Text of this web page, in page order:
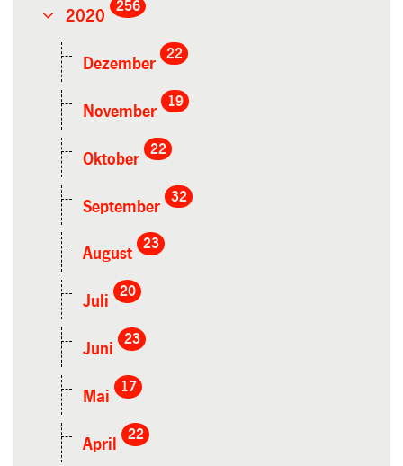
2020
256
Dezember
22
November
19
Oktober
22
September
32
August
23
Juli
20
Juni
23
Mai
17
April
22